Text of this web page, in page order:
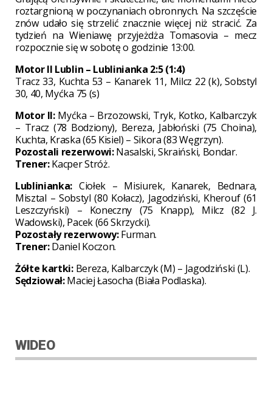
roztargnioną w poczynaniach obronnych. Na szczęście
znów udało się strzelić znacznie więcej niż stracić. Za
tydzień na Wieniawę przyjeżdża Tomasovia – mecz
rozpocznie się w sobotę o godzinie 13:00.
Motor II Lublin – Lublinianka 2:5 (1:4)
Tracz 33, Kuchta 53 – Kanarek 11, Milcz 22 (k), Sobstyl
30, 40, Myćka 75 (s)
Motor II:Myćka – Brzozowski, Tryk, Kotko, Kalbarczyk
– Tracz (78 Bodziony), Bereza, Jabłoński (75 Choina),
Kuchta, Kraska (65 Kisiel) – Sikora (83 Węgrzyn).
Pozostali rezerwowi:Nasalski, Skraiński, Bondar.
Trener:Kacper Stróż.
Lublinianka: Ciołek – Misiurek, Kanarek, Bednara,
Misztal – Sobstyl (80 Kołacz), Jagodziński, Kherouf (61
Leszczyński) – Koneczny (75 Knapp), Milcz (82 J.
Wadowski), Pacek (66 Skrzycki).
Pozostały rezerwowy:Furman.
Trener:Daniel Koczon.
Żółte kartki: Bereza, Kalbarczyk (M) – Jagodziński (L).
Sędziował:Maciej Łasocha (Biała Podlaska).
WIDEO